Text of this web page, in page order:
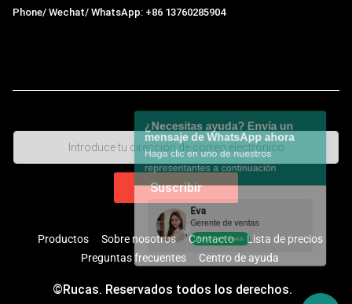
Phone/ Wechat/ WhatsApp: +86 13760285904
Productos Sobre nosotros Contacto
Lista de precios
Preguntas frecuentes
Centro de ayuda
©Rucas. Reservados todos los derechos.
¿Necesitas ayuda? Envía un
mensaje de WhatsApp ahora
Haga clic en uno de nuestros
representantes a continuación
Eva
Gerente de ventas
Estoy en línea